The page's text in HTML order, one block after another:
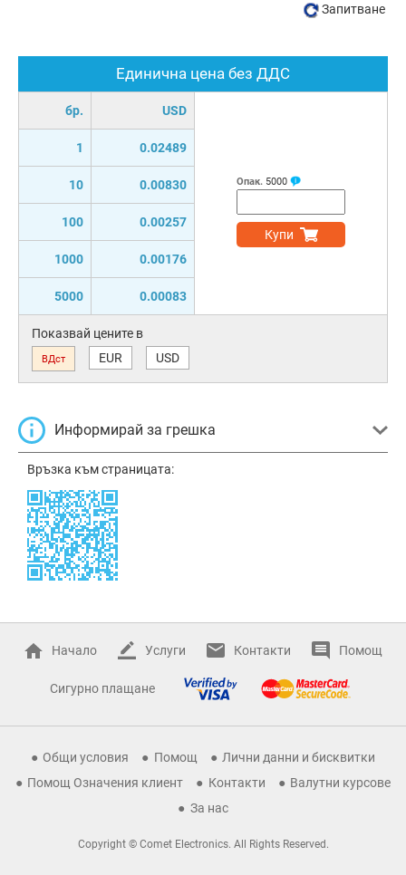
Единична цена без ДДС
бр. USD
1 0.02489
10 0.00830
100 0.00257
1000 0.00176
5000 0.00083
Опак. 5000
Купи
Показвай цените в
ВДст EUR USD
Информирай за грешка
Връзка към страницата:
Запитване
Начало Услуги Контакти Помощ
Сигурно плащане
Общи условия Помощ
Лични данни и бисквитки
Помощ Означения клиент
Контакти
Валутни курсове
За нас
Copyright © Comet Electronics. All Rights Reserved.